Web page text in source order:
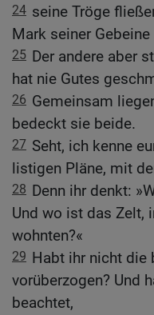
24 seine Tröge
Mark seiner
25 Der andere aber
hat nie Gutes
26 Gemeinsam
bedeckt sie beide.
27 Seht, ich kenne
listigen Pläne, mit
28 Denn ihr denkt:
Und wo ist das Zelt,
wohnten?«
29 Habt ihr nicht die
vorüberzogen? Und
beachtet,